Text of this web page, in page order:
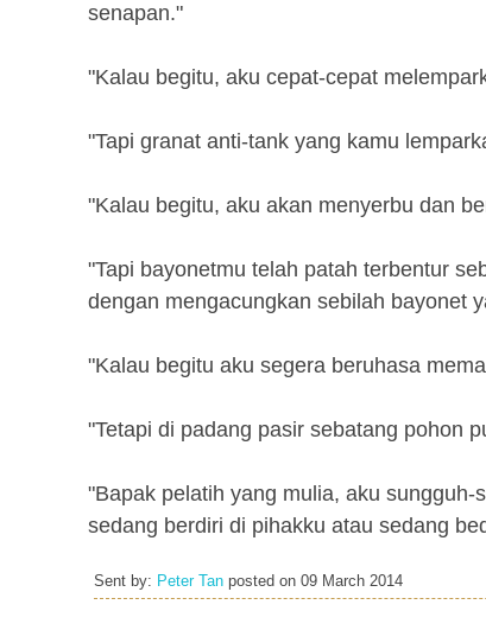
senapan."
"Kalau begitu, aku cepat-cepat
"Tapi granat anti-tank yang kamu
"Kalau begitu, aku akan menyerbu dan
"Tapi bayonetmu telah patah terbentur
dengan mengacungkan sebilah bayonet
"Kalau begitu aku segera beruhasa
"Tetapi di padang pasir sebatang pohon
"Bapak pelatih yang mulia, aku
sedang berdiri di pihakku atau sedang
Sent by: Peter Tan posted on 09 March 2014